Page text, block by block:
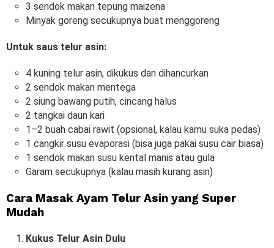
3 sendok makan tepung maizena
Minyak goreng secukupnya buat menggoreng
Untuk saus telur asin:
4 kuning telur asin, dikukus dan dihancurkan
2 sendok makan mentega
2 siung bawang putih, cincang halus
2 tangkai daun kari
1–2 buah cabai rawit (opsional, kalau kamu suka pedas)
1 cangkir susu evaporasi (bisa juga pakai susu cair biasa)
1 sendok makan susu kental manis atau gula
Garam secukupnya (kalau masih kurang asin)
Cara Masak Ayam Telur Asin yang Super
Mudah
Kukus Telur Asin Dulu